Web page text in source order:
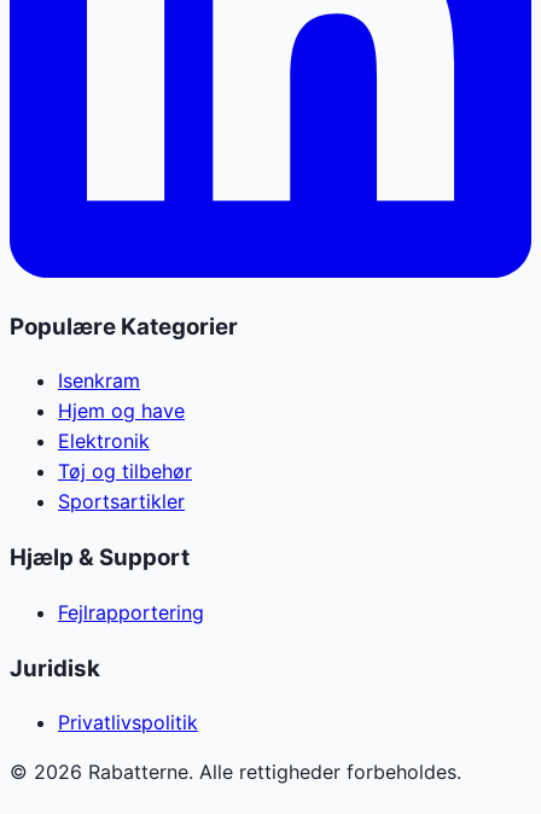
Populære Kategorier
Isenkram
Hjem og have
Elektronik
Tøj og tilbehør
Sportsartikler
Hjælp & Support
Fejlrapportering
Juridisk
Privatlivspolitik
© 2026 Rabatterne. Alle rettigheder forbeholdes.